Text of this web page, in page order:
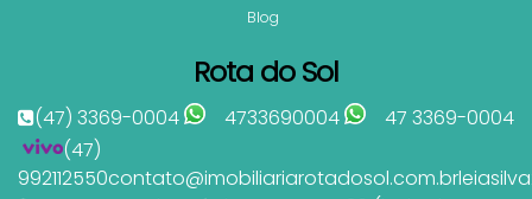
Blog
Rota do Sol
(47) 3369-0004 4733690004
47 3369-0004
(47)
992112550contato@imobiliariarotadosol.com.br